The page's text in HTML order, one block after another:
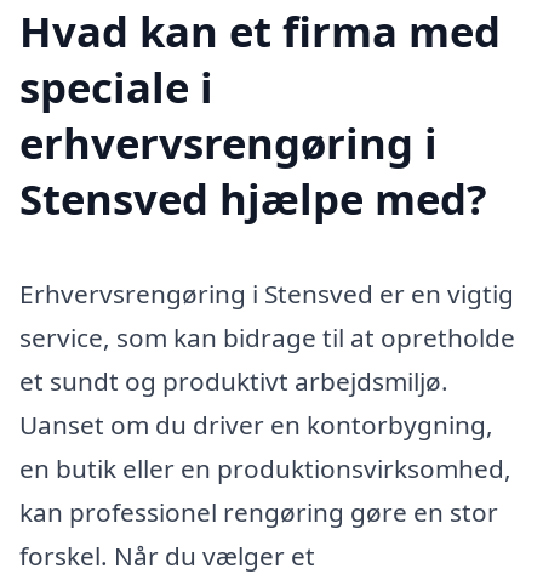
Hvad kan et firma med
speciale i
erhvervsrengøring i
Stensved hjælpe med?
Erhvervsrengøring i Stensved er en vigtig
service, som kan bidrage til at opretholde
et sundt og produktivt arbejdsmiljø.
Uanset om du driver en kontorbygning,
en butik eller en produktionsvirksomhed,
kan professionel rengøring gøre en stor
forskel. Når du vælger et